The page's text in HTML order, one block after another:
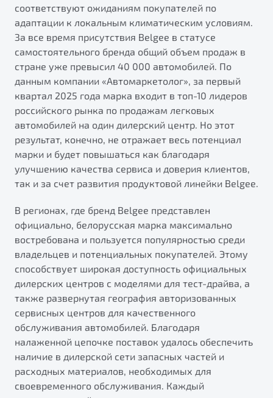
Универсальный кроссовер
от 2 499 990 ₽*
Обзор В наличии
Будьте еще более уверены на дорогах с программой
"Помощь на дорогах"
Преимущества программы
Запись на сервис
Калькулятор ТО
Клиентская поддержка
соответствуют ожиданиям покупателей по
адаптации к локальным климатическим условиям.
За все время присутствия Belgee в статусе
самостоятельного бренда общий объем продаж в
стране уже превысил 40 000 автомобилей. По
данным компании «Автомаркетолог», за первый
квартал 2025 года марка входит в топ-10 лидеров
российского рынка по продажам легковых
автомобилей на один дилерский центр. Но этот
результат, конечно, не отражает весь потенциал
марки и будет повышаться как благодаря
улучшению качества сервиса и доверия клиентов,
так и за счет развития продуктовой линейки Belgee.
В регионах, где бренд Belgee представлен
официально, белорусская марка максимально
востребована и пользуется популярностью среди
владельцев и потенциальных покупателей. Этому
способствует широкая доступность официальных
дилерских центров с моделями для тест-драйва, а
также развернутая география авторизованных
сервисных центров для качественного
обслуживания автомобилей. Благодаря
налаженной цепочке поставок удалось обеспечить
наличие в дилерской сети запасных частей и
расходных материалов, необходимых для
своевременного обслуживания. Каждый